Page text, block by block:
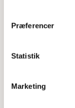
Præferencer
Statistik
Marketing
Udvikling af
Svære